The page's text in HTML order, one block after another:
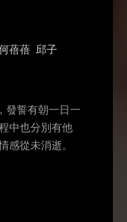
蓓蓓 邱子
發誓有朝一日一
中也分別有他
從未消逝。